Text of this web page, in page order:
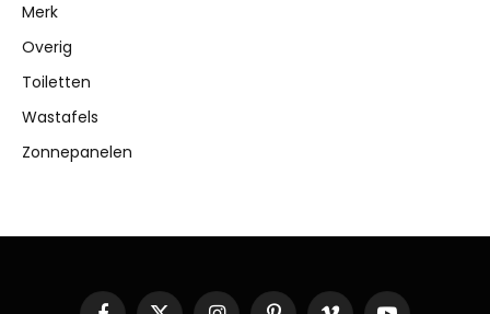
Merk
Overig
Toiletten
Wastafels
Zonnepanelen